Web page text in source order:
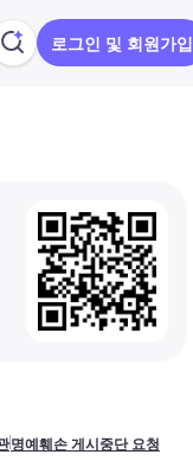
로그인 및 회원가입
명예훼손 게시중단 요청